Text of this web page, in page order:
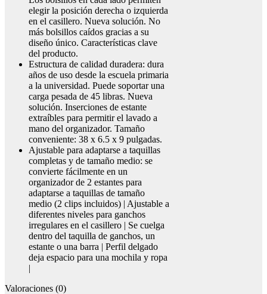
elegir la posición derecha o izquierda
en el casillero. Nueva solución. No
más bolsillos caídos gracias a su
diseño único. Características clave
del producto.
Estructura de calidad duradera: dura
años de uso desde la escuela primaria
a la universidad. Puede soportar una
carga pesada de 45 libras. Nueva
solución. Inserciones de estante
extraíbles para permitir el lavado a
mano del organizador. Tamaño
conveniente: 38 x 6.5 x 9 pulgadas.
Ajustable para adaptarse a taquillas
completas y de tamaño medio: se
convierte fácilmente en un
organizador de 2 estantes para
adaptarse a taquillas de tamaño
medio (2 clips incluidos) | Ajustable a
diferentes niveles para ganchos
irregulares en el casillero | Se cuelga
dentro del taquilla de ganchos, un
estante o una barra | Perfil delgado
deja espacio para una mochila y ropa
|
Valoraciones (0)